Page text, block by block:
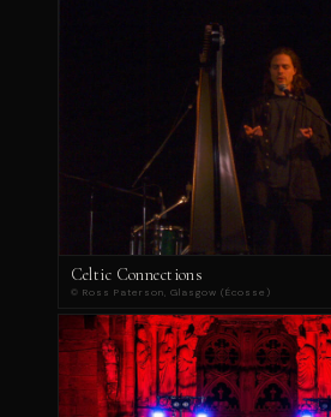
Celtic Connections
© Ross Paterson, Glasgow (Écosse)